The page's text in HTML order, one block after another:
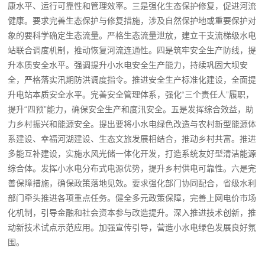
康水平、运行可靠性和管理效率。三是强化生态保护修复，促进河流
健康。要求完善生态保护与修复措施，涉及自然保护地或重要保护对
象的要科学确定生态流量。严格生态流量泄放，建立干支流梯级水电
站联合调度机制，推动恢复河流连通性。四是筑牢安全生产防线，提
升本质安全水平。强调提升小水电安全生产能力，持续巩固大坝安
全，严格落实汛期防洪调度指令。推进安全生产标准化建设，全面提
升电站本质安全水平。完善安全管理体系，强化“三个责任人”履职，
提升“四预”能力，确保安全生产和度汛安全。五是发挥综合效益，助
力乡村振兴和能源安全。提出要将小水电绿色改造与农村新型能源体
系建设、幸福河湖建设、生态文旅发展相结合，推动乡村共富。推进
多能互补建设，实施水风光储一体化开发，打造系统友好型清洁能源
综合体。发挥小水电分布式电源优势，提升乡村供电可靠性。六是完
善保障措施，确保政策落地见效。要求强化部门协同配合，省级水利
部门牵头推进各项重点任务。健全多元政策保障，完善上网电价市场
化机制，引导金融和社会资本参与改造提升。深入推进技术创新，推
动新技术试点示范应用。加强宣传引导，营造小水电绿色发展良好氛
围。